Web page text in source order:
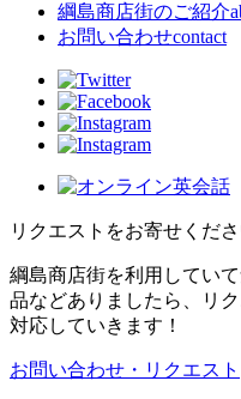
綱島商店街のご紹介
お問い合わせcontact
リクエストをお寄せくだ
綱島商店街を利用してい
品などありましたら、リ
対応していきます！
お問い合わせ・リクエスト